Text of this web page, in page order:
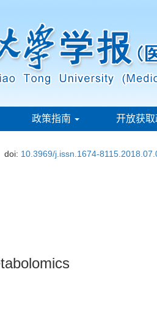
政策指南 开放获取
doi: 10.3969/j.issn.1674-